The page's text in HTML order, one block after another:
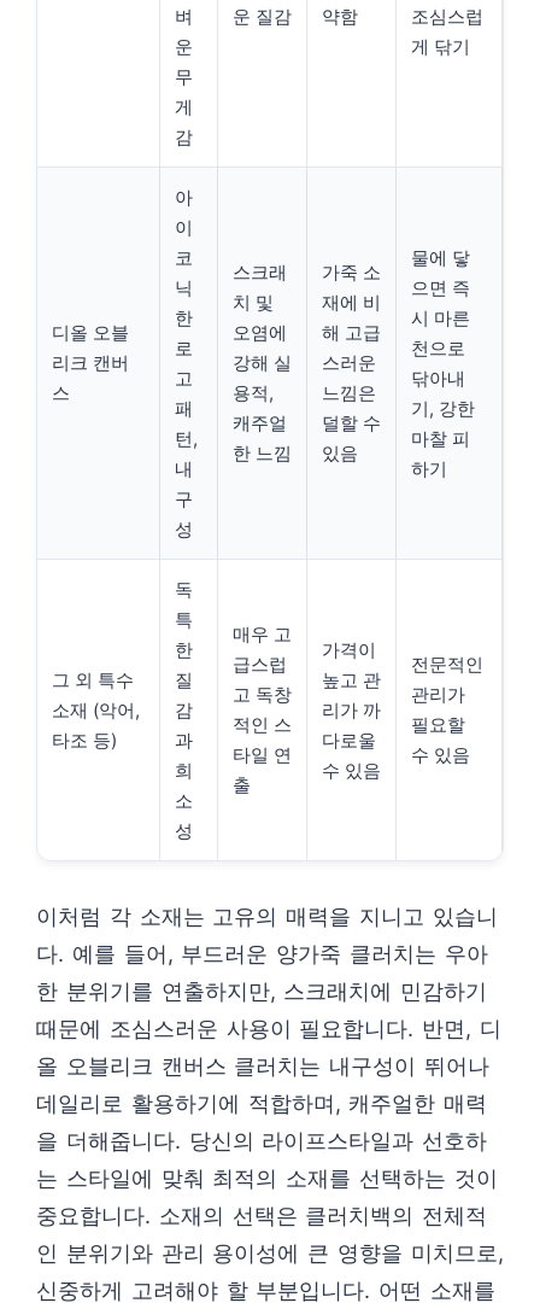
벼
운
무
게
감
운 질감
약함
조심스럽
게 닦기
디올 오블
리크 캔버
스
아
이
코
닉
한
로
고
패
턴,
내
구
성
스크래
치 및
오염에
강해 실
용적,
캐주얼
한 느낌
가죽 소
재에 비
해 고급
스러운
느낌은
덜할 수
있음
물에 닿
으면 즉
시 마른
천으로
닦아내
기, 강한
마찰 피
하기
그 외 특수
소재 (악어,
타조 등)
독
특
한
질
감
과
희
소
성
매우 고
급스럽
고 독창
적인 스
타일 연
출
가격이
높고 관
리가 까
다로울
수 있음
전문적인
관리가
필요할
수 있음
이처럼 각 소재는 고유의 매력을 지니고 있습니
다. 예를 들어, 부드러운 양가죽 클러치는 우아
한 분위기를 연출하지만, 스크래치에 민감하기
때문에 조심스러운 사용이 필요합니다. 반면, 디
올 오블리크 캔버스 클러치는 내구성이 뛰어나
데일리로 활용하기에 적합하며, 캐주얼한 매력
을 더해줍니다. 당신의 라이프스타일과 선호하
는 스타일에 맞춰 최적의 소재를 선택하는 것이
중요합니다. 소재의 선택은 클러치백의 전체적
인 분위기와 관리 용이성에 큰 영향을 미치므로,
신중하게 고려해야 할 부분입니다. 어떤 소재를